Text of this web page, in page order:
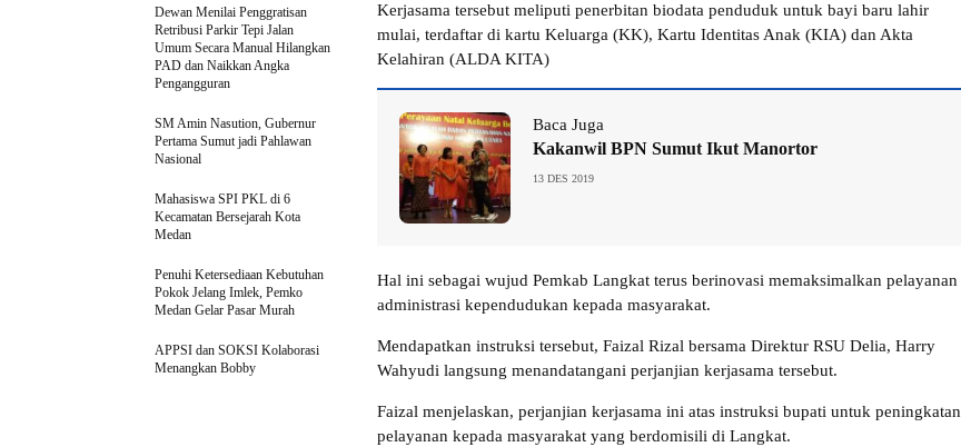
Kerjasama tersebut meliputi penerbitan biodata penduduk untuk bayi baru lahir
mulai, terdaftar di kartu Keluarga (KK), Kartu Identitas Anak (KIA) dan Akta
Kelahiran (ALDA KITA)
Baca Juga
Kakanwil BPN Sumut Ikut Manortor
13 DES 2019
Hal ini sebagai wujud Pemkab Langkat terus berinovasi memaksimalkan pelayanan
administrasi kependudukan kepada masyarakat.
Mendapatkan instruksi tersebut, Faizal Rizal bersama Direktur RSU Delia, Harry
Wahyudi langsung menandatangani perjanjian kerjasama tersebut.
Faizal menjelaskan, perjanjian kerjasama ini atas instruksi bupati untuk peningkatan
pelayanan kepada masyarakat yang berdomisili di Langkat.
Dewan Menilai Penggratisan
Retribusi Parkir Tepi Jalan
Umum Secara Manual Hilangkan
PAD dan Naikkan Angka
Pengangguran
SM Amin Nasution, Gubernur
Pertama Sumut jadi Pahlawan
Nasional
Mahasiswa SPI PKL di 6
Kecamatan Bersejarah Kota
Medan
Penuhi Ketersediaan Kebutuhan
Pokok Jelang Imlek, Pemko
Medan Gelar Pasar Murah
APPSI dan SOKSI Kolaborasi
Menangkan Bobby